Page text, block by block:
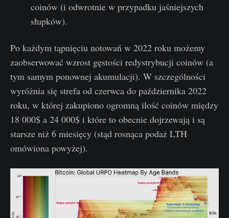
coinów (i odwrotnie w przypadku jaśniejszych
słupków).
Po każdym tąpnięciu notowań w 2022 roku możemy
zaobserwować wzrost gęstości redystrybucji coinów (a
tym samym ponownej akumulacji). W szczególności
wyróżnia się strefa od czerwca do października 2022
roku, w której zakupiono ogromną ilość coinów między
18 000$ a 24 000$ i które to obecnie dojrzewają i są
starsze niż 6 miesięcy (stąd rosnąca podaż LTH
omówiona powyżej).